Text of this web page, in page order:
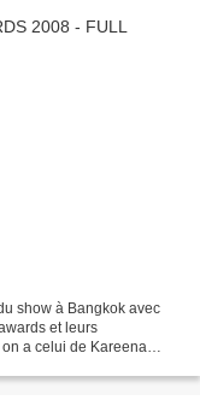
show à Bangkok avec
et leurs
a celui de Kareena